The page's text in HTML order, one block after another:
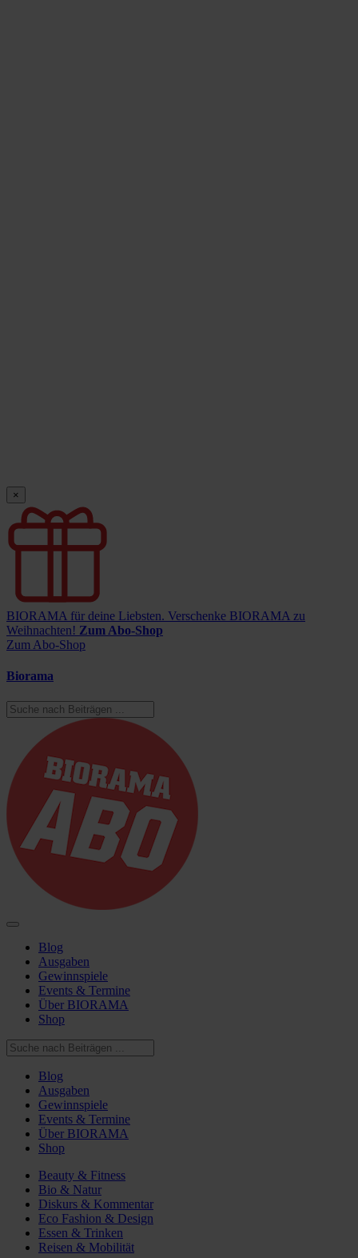
×
BIORAMA für deine Liebsten. Verschenke BIORAMA zu
Weihnachten! Zum Abo-Shop
Zum Abo-Shop
Biorama
Blog
Ausgaben
Gewinnspiele
Events & Termine
Über BIORAMA
Shop
Blog
Ausgaben
Gewinnspiele
Events & Termine
Über BIORAMA
Shop
Beauty & Fitness
Bio & Natur
Diskurs & Kommentar
Eco Fashion & Design
Essen & Trinken
Reisen & Mobilität